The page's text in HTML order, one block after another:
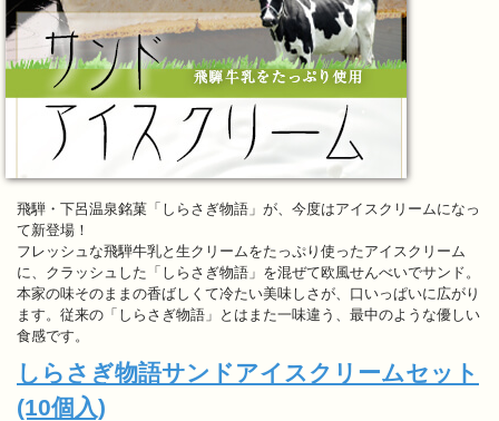
飛騨・下呂温泉銘菓「しらさぎ物語」が、今度はアイスクリームになっ
て新登場！
フレッシュな飛騨牛乳と生クリームをたっぷり使ったアイスクリーム
に、クラッシュした「しらさぎ物語」を混ぜて欧風せんべいでサンド。
本家の味そのままの香ばしくて冷たい美味しさが、口いっぱいに広がり
ます。従来の「しらさぎ物語」とはまた一味違う、最中のような優しい
食感です。
しらさぎ物語サンドアイスクリームセット
(10個入)